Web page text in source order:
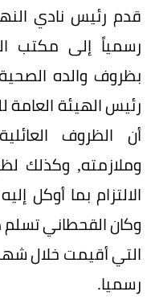
قدم رئيس نادي
رسمياً إلى مكتب
بظروف والده
رئيس الهيئة العامة
أن الظروف
وملازمته, وكذلك
الالتزام بما أوكل
وكان القحطاني تسلم
التي أقيمت خلال
رسميا.